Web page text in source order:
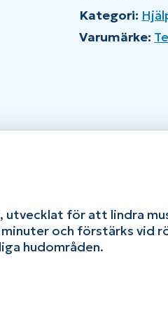
Kategori:
Varumärke:
för att lindra
och förstärks vid
hudområden.